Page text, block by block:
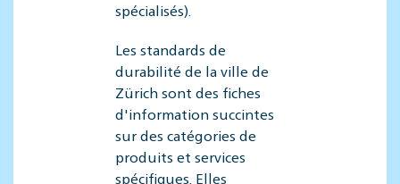
spécialisés).
Les standards de
durabilité de la ville de
Zürich sont des fiches
d'information succintes
sur des catégories de
produits et services
spécifiques. Elles